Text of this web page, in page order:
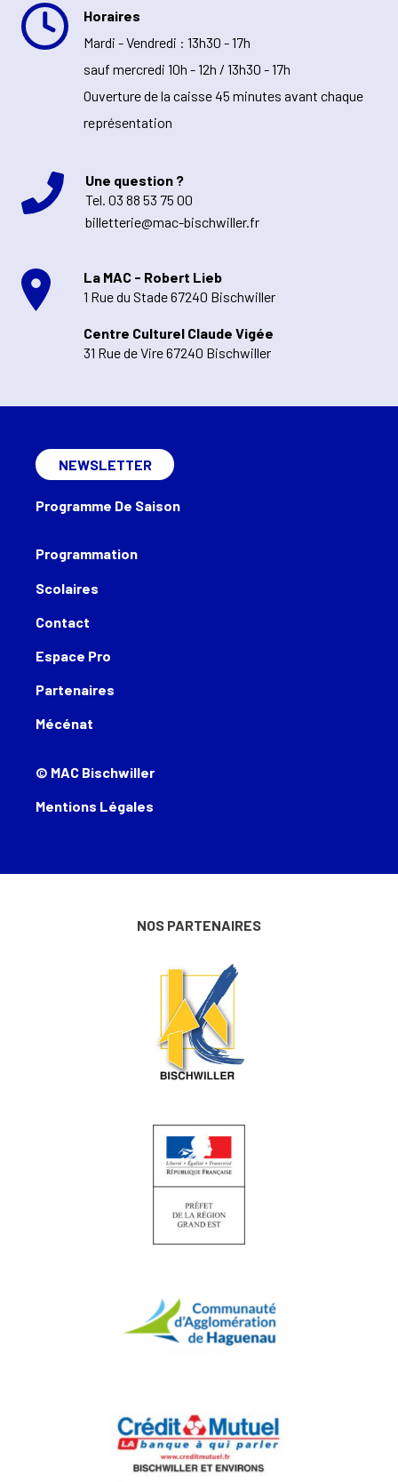
Horaires
Mardi - Vendredi : 13h30 - 17h
sauf mercredi 10h - 12h / 13h30 - 17h
Ouverture de la caisse 45 minutes avant chaque
représentation
Une question ?
Tel. 03 88 53 75 00
billetterie@mac-bischwiller.fr
La MAC - Robert Lieb
1 Rue du Stade 67240 Bischwiller
Centre Culturel Claude Vigée
31 Rue de Vire 67240 Bischwiller
Programmation
Scolaires
Contact
Espace Pro
Partenaires
Mécénat
NEWSLETTER
Programme De Saison
© MAC Bischwiller
Mentions Légales
NOS PARTENAIRES